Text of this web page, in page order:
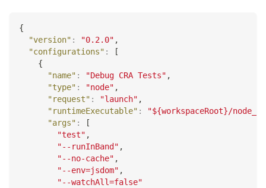
{
"version" : "0.2.0" ,
"configurations" :
[
{
"name" : "Debug CRA Tests" ,
"type" : "node" ,
"request" : "launch" ,
"runtimeExecutable" :
"${workspaceRoot}/
"args" :
[
"test" ,
"--runInBand" ,
"--no-cache" ,
"--env=jsdom" ,
"--watchAll=false"